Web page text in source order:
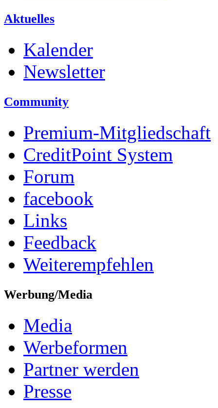
Aktuelles
Kalender
Newsletter
Community
Premium-Mitgliedschaft
CreditPoint System
Forum
facebook
Links
Feedback
Weiterempfehlen
Werbung/Media
Media
Werbeformen
Partner werden
Presse